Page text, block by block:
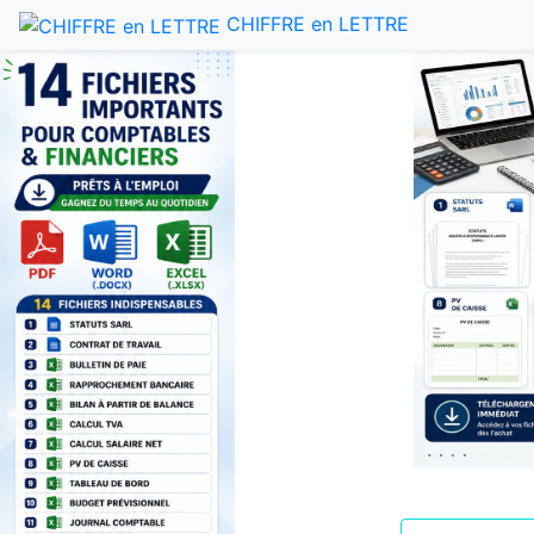
CHIFFRE en LETTRE